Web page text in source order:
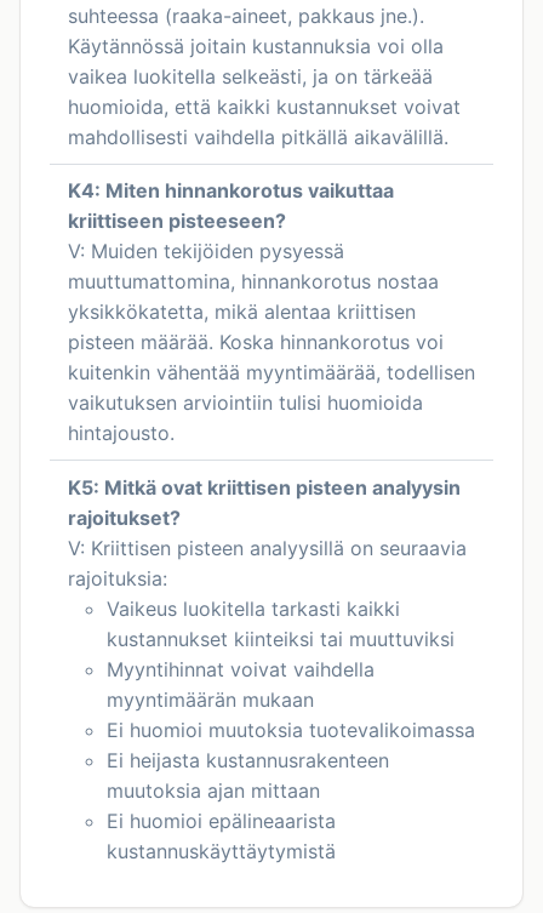
suhteessa (raaka-aineet, pakkaus jne.).
Käytännössä joitain kustannuksia voi olla
vaikea luokitella selkeästi, ja on tärkeää
huomioida, että kaikki kustannukset voivat
mahdollisesti vaihdella pitkällä aikavälillä.
K4: Miten hinnankorotus vaikuttaa
kriittiseen pisteeseen?
V: Muiden tekijöiden pysyessä
muuttumattomina, hinnankorotus nostaa
yksikkökatetta, mikä alentaa kriittisen
pisteen määrää. Koska hinnankorotus voi
kuitenkin vähentää myyntimäärää, todellisen
vaikutuksen arviointiin tulisi huomioida
hintajousto.
K5: Mitkä ovat kriittisen pisteen analyysin
rajoitukset?
V: Kriittisen pisteen analyysillä on seuraavia
rajoituksia:
Vaikeus luokitella tarkasti kaikki
kustannukset kiinteiksi tai muuttuviksi
Myyntihinnat voivat vaihdella
myyntimäärän mukaan
Ei huomioi muutoksia tuotevalikoimassa
Ei heijasta kustannusrakenteen
muutoksia ajan mittaan
Ei huomioi epälineaarista
kustannuskäyttäytymistä